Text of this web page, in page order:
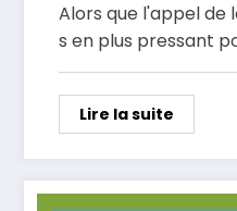
Alors que l'appel de
s en plus pressant
Lire la suite